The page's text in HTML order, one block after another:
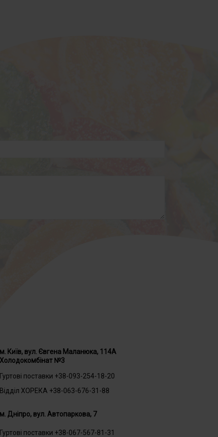
м. Київ, вул. Євгена Маланюка, 114А
Холодокомбінат №3
Гуртові поставки +38-093-254-18-20
Відділ ХОРЕКА +38-063-676-31-88
м. Дніпро, вул. Автопаркова, 7
Гуртові поставки +38-067-567-81-31